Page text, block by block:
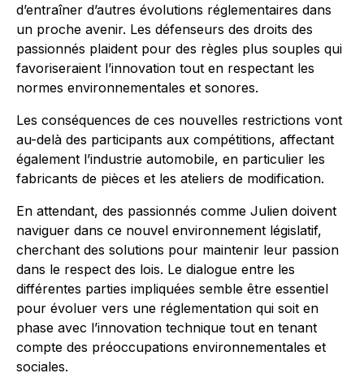
d’entraîner d’autres évolutions réglementaires dans
un proche avenir. Les défenseurs des droits des
passionnés plaident pour des règles plus souples qui
favoriseraient l’innovation tout en respectant les
normes environnementales et sonores.
Les conséquences de ces nouvelles restrictions vont
au-delà des participants aux compétitions, affectant
également l’industrie automobile, en particulier les
fabricants de pièces et les ateliers de modification.
En attendant, des passionnés comme Julien doivent
naviguer dans ce nouvel environnement législatif,
cherchant des solutions pour maintenir leur passion
dans le respect des lois. Le dialogue entre les
différentes parties impliquées semble être essentiel
pour évoluer vers une réglementation qui soit en
phase avec l’innovation technique tout en tenant
compte des préoccupations environnementales et
sociales.